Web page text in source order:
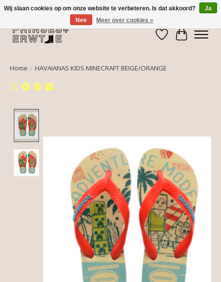
Verlanglijst
Home / HAVAIANAS KIDS MINECRAFT BEIGE/ORANGE
Wij slaan cookies op om onze website te verbeteren. Is dat akkoord?
Ja
Nee
Meer over cookies »